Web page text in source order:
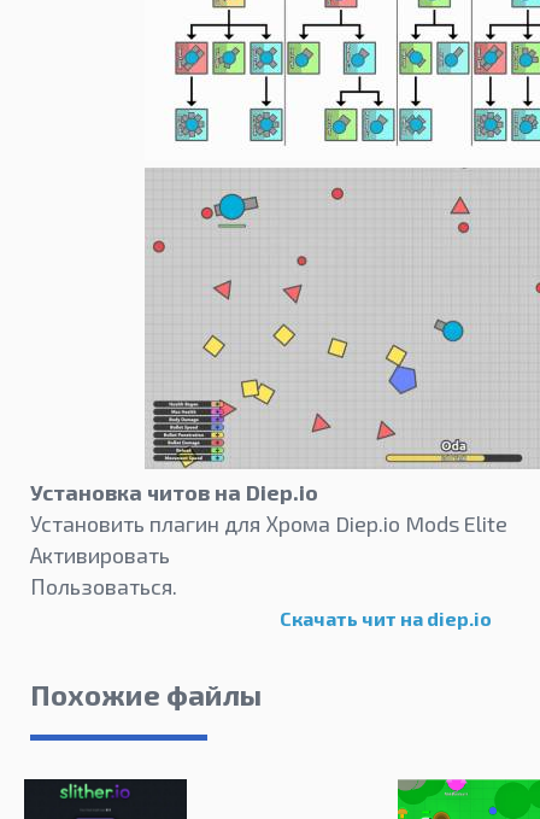
Установка читов на Diep.io
Установить плагин для Хрома Diep.io Mods Elite
Активировать
Пользоваться.
Скачать чит на diep.io
Похожие файлы